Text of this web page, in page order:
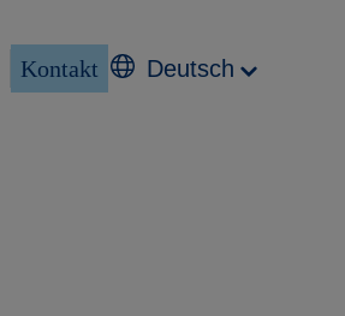
Kontakt Deutsch